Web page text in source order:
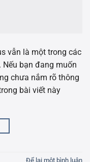
vẫn là một trong các
bạn đang muốn
chưa nắm rõ thông
bài viết này
Để lại một bình luận